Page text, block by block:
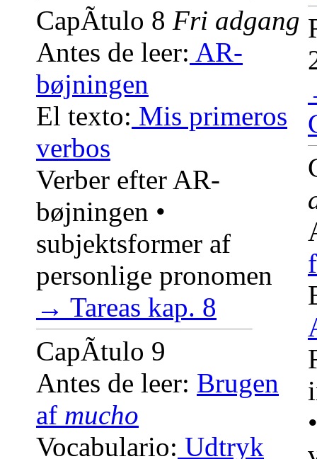
CapÃ­tulo 8 Fri adgang
Antes de leer: AR-
bøjningen
El texto: Mis primeros
verbos
Verber efter AR-
bøjningen •
subjektsformer af
personlige pronomen
→ Tareas kap. 8
CapÃ­tulo 9
Antes de leer: Brugen
af mucho
Vocabulario: Udtryk